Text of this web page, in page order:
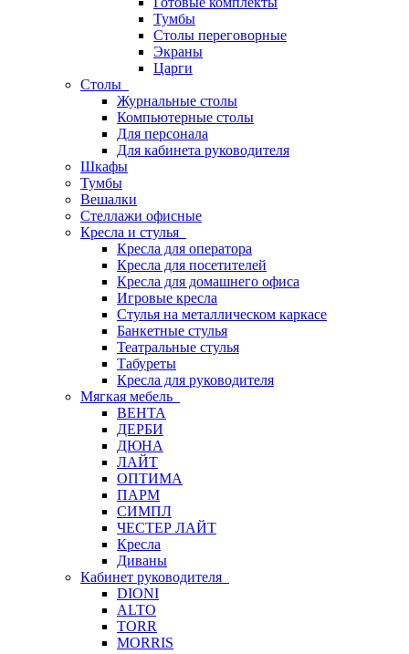
Тумбы
Столы переговорные
Экраны
Царги
Столы
Журнальные столы
Компьютерные столы
Для персонала
Для кабинета руководителя
Шкафы
Тумбы
Вешалки
Стеллажи офисные
Кресла и стулья
Кресла для оператора
Кресла для посетителей
Кресла для домашнего офиса
Игровые кресла
Стулья на металлическом каркасе
Банкетные стулья
Театральные стулья
Табуреты
Кресла для руководителя
Мягкая мебель
ВЕНТА
ДЕРБИ
ДЮНА
ЛАЙТ
ОПТИМА
ПАРМ
СИМПЛ
ЧЕСТЕР ЛАЙТ
Кресла
Диваны
Кабинет руководителя
DIONI
ALTO
TORR
MORRIS